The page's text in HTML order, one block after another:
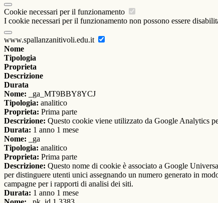
Cookie necessari per il funzionamento
I cookie necessari per il funzionamento non possono essere
www.spallanzanitivoli.edu.it
Nome
Tipologia
Proprieta
Descrizione
Durata
Nome: _ga_MT9BBY8YCJ
Tipologia: analitico
Proprieta: Prima parte
Descrizione: Questo cookie viene utilizzato da Google Analytics
Durata: 1 anno 1 mese
Nome: _ga
Tipologia: analitico
Proprieta: Prima parte
Descrizione: Questo nome di cookie è associato a Google
per distinguere utenti unici assegnando un numero generato in
campagne per i rapporti di analisi dei siti.
Durata: 1 anno 1 mese